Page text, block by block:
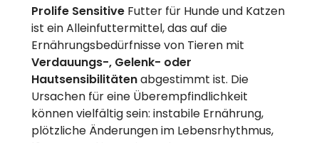
Prolife Sensitive Futter für Hunde und Katzen
ist ein Alleinfuttermittel, das auf die
Ernährungsbedürfnisse von Tieren mit
Verdauungs-, Gelenk- oder
Hautsensibilitätenabgestimmt ist. Die
Ursachen für eine Überempfindlichkeit
können vielfältig sein: instabile Ernährung,
plötzliche Änderungen im Lebensrhythmus,